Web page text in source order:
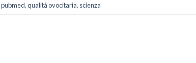
pubmed,qualità ovocitaria, scienza